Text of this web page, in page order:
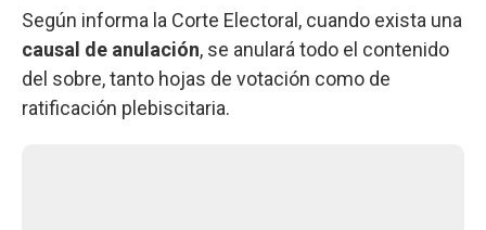
Según informa la Corte Electoral, cuando exista una
causal de anulación, se anulará todo el contenido
del sobre, tanto hojas de votación como de
ratificación plebiscitaria.